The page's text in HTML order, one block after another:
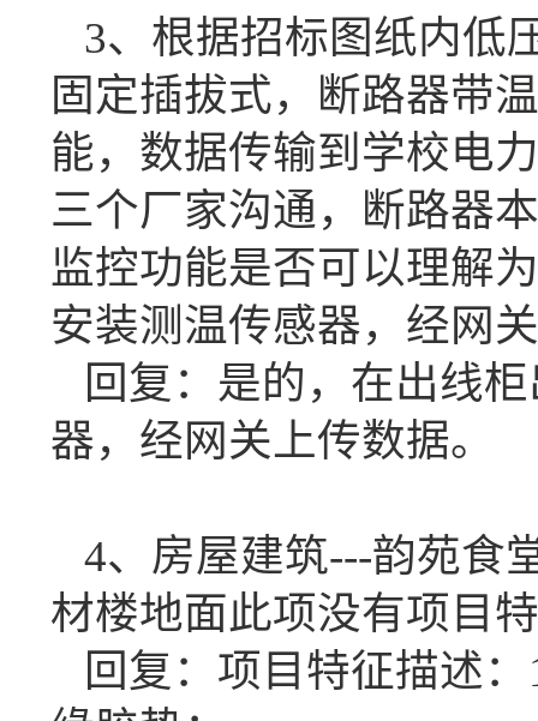
3、根据招标图纸内低
固定插拔式，断路器带
能，数据传输到学校电
三个厂家沟通，断路器
监控功能是否可以理解
安装测温传感器，经网
回复：是的，在出线
器，经网关上传数据。
4、房屋建筑---韵苑食
材楼地面此项没有项目
回复：项目特征描述：